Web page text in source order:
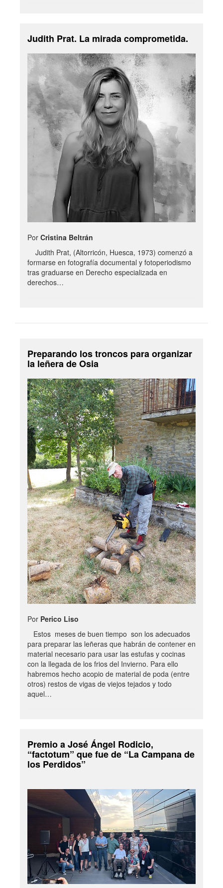
Judith Prat. La mirada comprometida.
Por Cristina Beltrán
Judith Prat, (Altorricón, Huesca, 1973) comenzó a
formarse en fotografía documental y fotoperiodismo
tras graduarse en Derecho especializada en
derechos…
Preparando los troncos para organizar
la leñera de Osia
Por Perico Liso
Estos meses de buen tiempo son los adecuados
para preparar las leñeras que habrán de contener en
material necesario para usar las estufas y cocinas
con la llegada de los frios del Invierno. Para ello
habremos hecho acopio de material de poda (entre
otros) restos de vigas de viejos tejados y todo
aquel…
Premio a José Ángel Rodicio,
“factotum” que fue de “La Campana de
los Perdidos”